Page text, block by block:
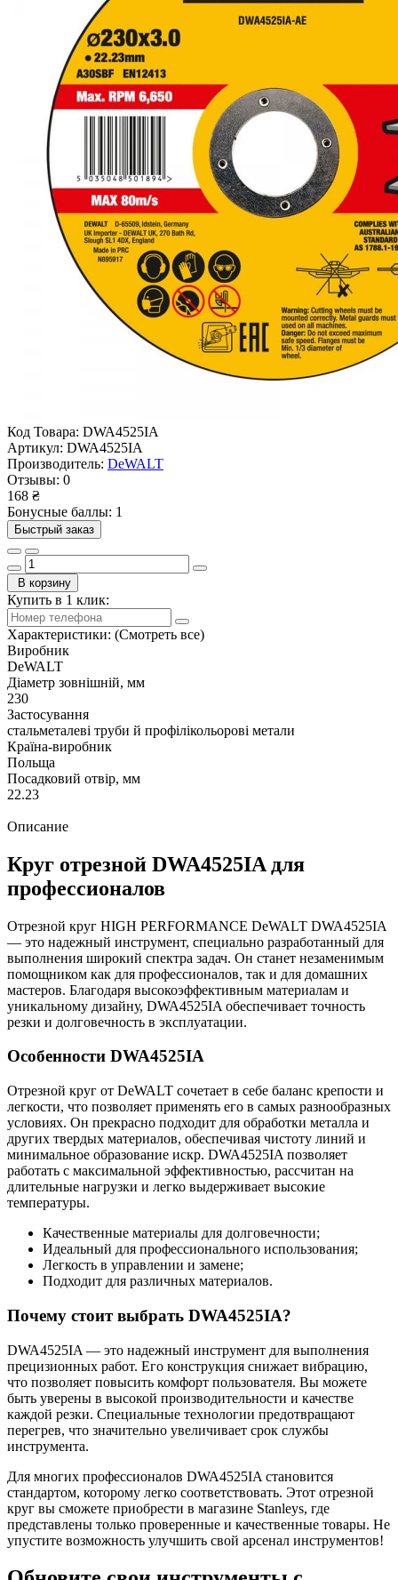
Код Товара: DWA4525IA
Артикул: DWA4525IA
Производитель: DeWALT
Отзывы: 0
168 ₴
Бонусные баллы: 1
Быстрый заказ
В корзину
Купить в 1 клик:
Характеристики: (Смотреть все)
Виробник
DeWALT
Діаметр зовнішній, мм
230
Застосування
стальметалеві труби й профілікольорові метали
Країна-виробник
Польща
Посадковий отвір, мм
22.23
Описание
Круг отрезной DWA4525IA для
профессионалов
Отрезной круг HIGH PERFORMANCE DeWALT DWA4525IA
— это надежный инструмент, специально разработанный для
выполнения широкий спектра задач. Он станет незаменимым
помощником как для профессионалов, так и для домашних
мастеров. Благодаря высокоэффективным материалам и
уникальному дизайну, DWA4525IA обеспечивает точность
резки и долговечность в эксплуатации.
Особенности DWA4525IA
Отрезной круг от DeWALT сочетает в себе баланс крепости и
легкости, что позволяет применять его в самых разнообразных
условиях. Он прекрасно подходит для обработки металла и
других твердых материалов, обеспечивая чистоту линий и
минимальное образование искр. DWA4525IA позволяет
работать с максимальной эффективностью, рассчитан на
длительные нагрузки и легко выдерживает высокие
температуры.
Качественные материалы для долговечности;
Идеальный для профессионального использования;
Легкость в управлении и замене;
Подходит для различных материалов.
Почему стоит выбрать DWA4525IA?
DWA4525IA — это надежный инструмент для выполнения
прецизионных работ. Его конструкция снижает вибрацию,
что позволяет повысить комфорт пользователя. Вы можете
быть уверены в высокой производительности и качестве
каждой резки. Специальные технологии предотвращают
перегрев, что значительно увеличивает срок службы
инструмента.
Для многих профессионалов DWA4525IA становится
стандартом, которому легко соответствовать. Этот отрезной
круг вы сможете приобрести в магазине Stanleys, где
представлены только проверенные и качественные товары. Не
упустите возможность улучшить свой арсенал инструментов!